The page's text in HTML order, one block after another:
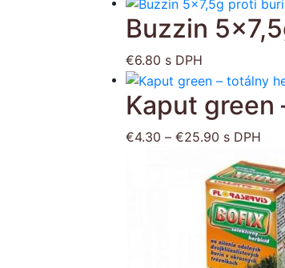
Buzzin
€6.80 s DPH
Kaput green
€4.30 – €25.90 Price
€4.30
through
€25.90
s DPH